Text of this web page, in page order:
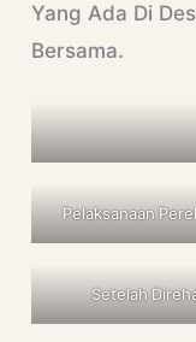
Yang Ada Di
Bersama.
Pelaksanaan
Setelah